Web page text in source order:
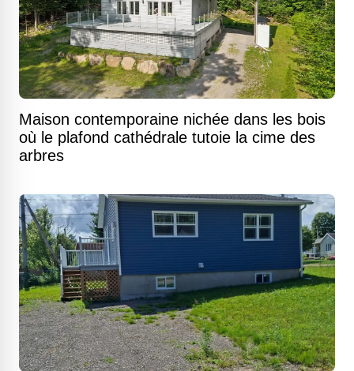
Maison contemporaine nichée dans les bois
où le plafond cathédrale tutoie la cime des
arbres